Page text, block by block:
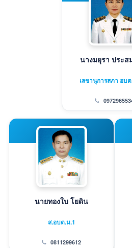
นางมยุรา ประ
เลขานุการสภา อบต
นายทองใบ โยดิน
ส.อบต.ม.1
0811299612